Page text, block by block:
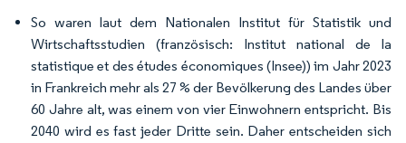
So waren laut dem Nationalen Institut für Statistik und
Wirtschaftsstudien (französisch: Institut national de la
statistique et des études économiques (Insee)) im Jahr 2023
in Frankreich mehr als 27 % der Bevölkerung des Landes über
60 Jahre alt, was einem von vier Einwohnern entspricht. Bis
2040 wird es fast jeder Dritte sein. Daher entscheiden sich